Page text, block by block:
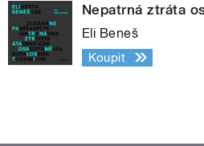
Nepatrná ztráta
Eli Beneš
Koupit